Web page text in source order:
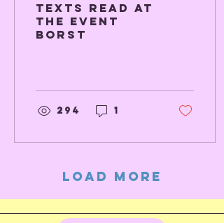
Texts read at
the event
BORST
294 1
Load More